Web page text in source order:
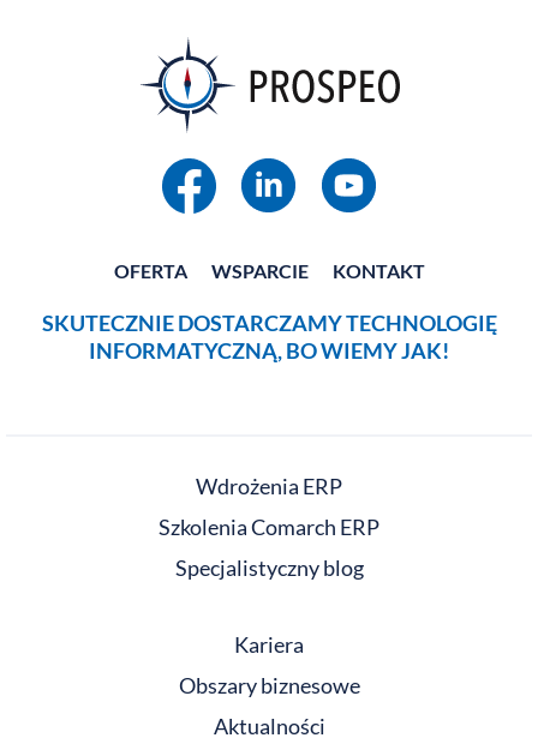
OFERTA WSPARCIE KONTAKT
SKUTECZNIE DOSTARCZAMY TECHNOLOGIĘ
INFORMATYCZNĄ, BO WIEMY JAK!
Wdrożenia ERP
Szkolenia Comarch ERP
Specjalistyczny blog
Kariera
Obszary biznesowe
Aktualności